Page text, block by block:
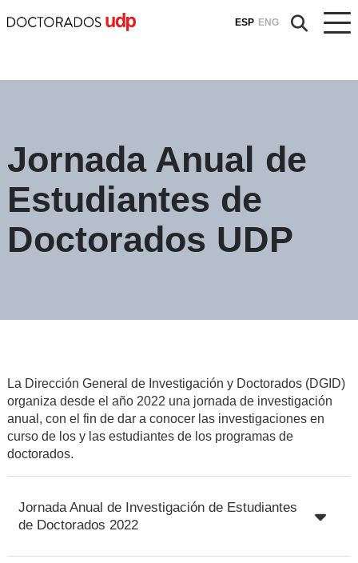
ESP ENG
Jornada Anual de
Estudiantes de
Doctorados UDP
La Dirección General de Investigación y Doctorados (DGID)
organiza desde el año 2022 una jornada de investigación
anual, con el fin de dar a conocer las investigaciones en
curso de los y las estudiantes de los programas de
doctorados.
Jornada Anual de Investigación de Estudiantes
de Doctorados 2022